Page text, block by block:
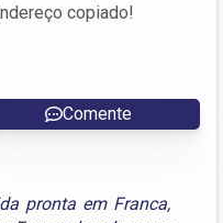
copiado!
Comente
pronta em Franca,